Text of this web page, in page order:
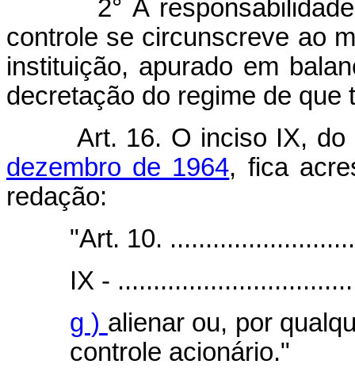
2° A responsabilidade
controle se circunscreve ao
instituição, apurado em
decretação do regime de que
Art. 16. O inciso IX,
dezembro de 1964, fica
redação:
"Art. 10.
IX -
g ) alienar ou, por
controle acionário."